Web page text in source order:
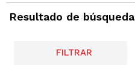
Resultado de búsqueda
FILTRAR